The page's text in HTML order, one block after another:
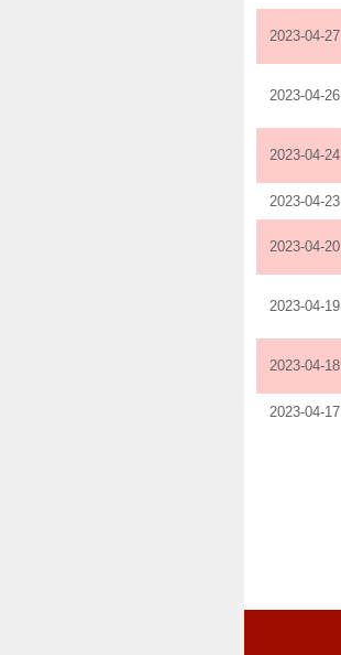
2023-04-27
2023-04-26
2023-04-24
2023-04-23
2023-04-20
2023-04-19
2023-04-18
2023-04-17